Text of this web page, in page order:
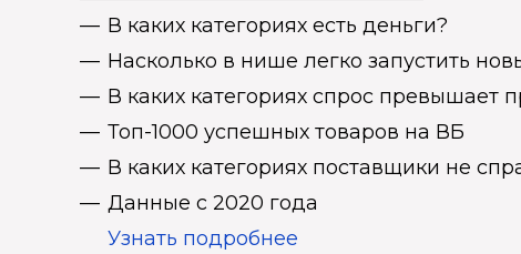
В каких категориях есть деньги?
Насколько в нише легко запустить
В каких категориях спрос превышает
Топ-1000 успешных товаров на ВБ
В каких категориях поставщики не
Данные с 2020 года
Узнать подробнее